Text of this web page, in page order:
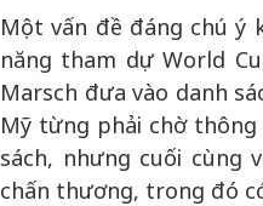
Một vấn đề đáng chú ý
năng tham dự World
Marsch đưa vào danh
Mỹ từng phải chờ
sách, nhưng cuối cùng
chấn thương, trong đó